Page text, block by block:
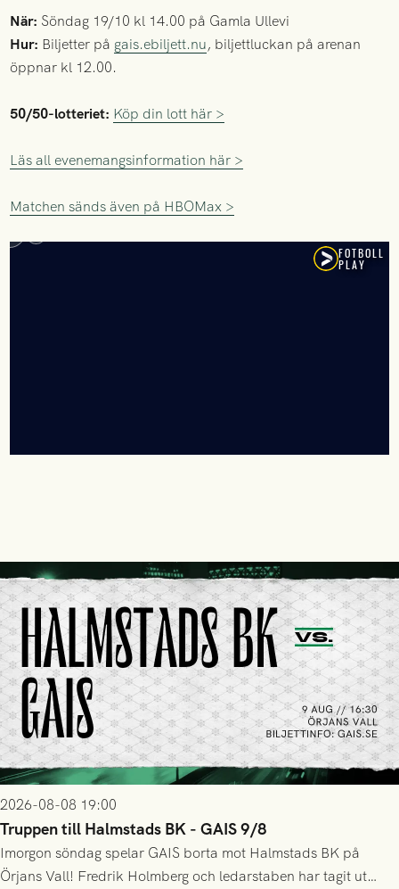
När: Söndag 19/10 kl 14.00 på Gamla Ullevi
Hur: Biljetter på gais.ebiljett.nu, biljettluckan på arenan
öppnar kl 12.00.
50/50-lotteriet: Köp din lott här >
Läs all evenemangsinformation här >
Matchen sänds även på HBOMax >
2026-08-08 19:00
Truppen till Halmstads BK - GAIS 9/8
Imorgon söndag spelar GAIS borta mot Halmstads BK på
Örjans Vall! Fredrik Holmberg och ledarstaben har tagit ut